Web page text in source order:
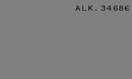
ALK. 3468€